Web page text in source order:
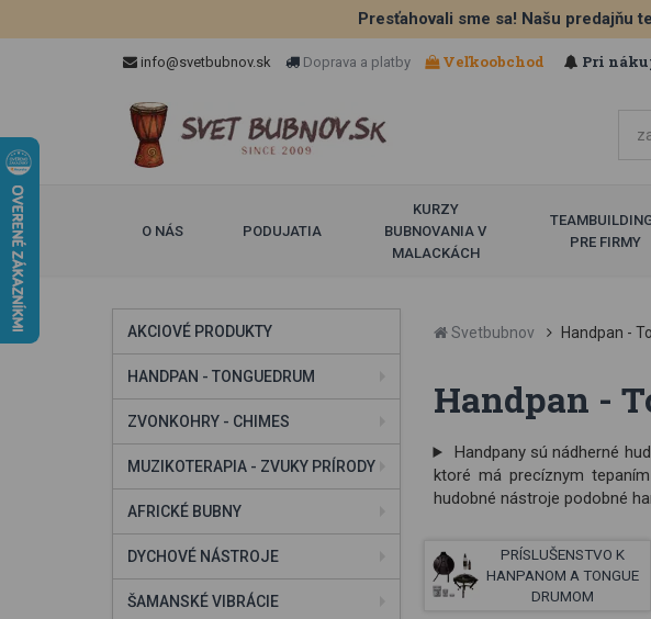
Presťahovali sme sa! Našu predajňu
info@svetbubnov.sk Doprava a platby Veľkoobchod Pri
O NÁS PODUJATIA
KURZY
BUBNOVANIA V
MALACKÁCH
PRE FIRMY
AKCIOVÉ PRODUKTY
HANDPAN - TONGUEDRUM
ZVONKOHRY - CHIMES
MUZIKOTERAPIA - ZVUKY PRÍRODY
AFRICKÉ BUBNY
DYCHOVÉ NÁSTROJE
ŠAMANSKÉ VIBRÁCIE
Svetbubnov Handpan -
Handpan -
Handpany sú nádherné
ktoré má precíznym
hudobné nástroje podobné
PRÍSLUŠENSTVO K
HANPANOM A TONGUE
DRUMOM